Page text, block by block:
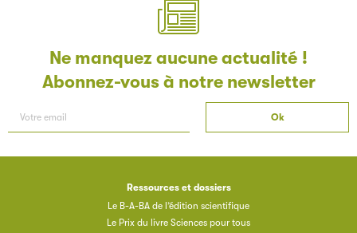
Ne manquez aucune actualité !
Abonnez-vous à notre newsletter
Ressources et dossiers
Le B-A-BA de l’édition scientifique
Le Prix du livre Sciences pour tous
Le jeu de lecture à voix haute gratuit et ouvert à tous les
enfants de CM1 et de CM2.
Partenaire